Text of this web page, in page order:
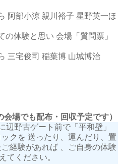
阿部小涼 親川裕子 星野英一ほ
体験と思い 会場「質問票」
三宅俊司 稲葉博 山城博治
場でも配布・回収予定です）
野古ゲート前で「平和壁」
クを 送ったり、運んだり、置
経験があれば 、ご自身の体験
てください。